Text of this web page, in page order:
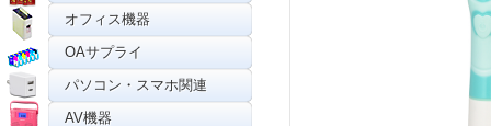
オフィス機器
OAサプライ
パソコン・スマホ関連
AV機器